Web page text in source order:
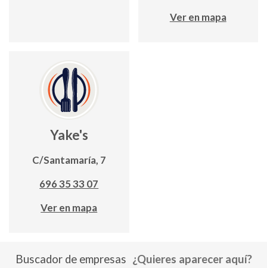
Ver en mapa
Yake's
C/Santamaría, 7
696 35 33 07
Ver en mapa
Buscador de empresas ¿Quieres aparecer aquí?